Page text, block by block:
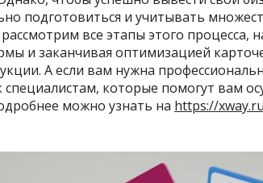
подготовиться и учитывать
все этапы этого процесса,
и заканчивая оптимизацией
А если вам нужна
специалистам, которые помогут вам
можно узнать на https://